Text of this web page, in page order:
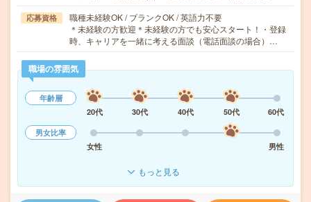
応募資格
職種未経験OK / ブランクOK / 英語力不要
＊未経験の方歓迎＊未経験の方でも安心スタート！・登録
時、キャリアを一緒に考える面談（電話面談の場合）…
職場の雰囲気
年齢層
20代
30代 40代 50代
60代
男女比率
女性
男性
もっと見る